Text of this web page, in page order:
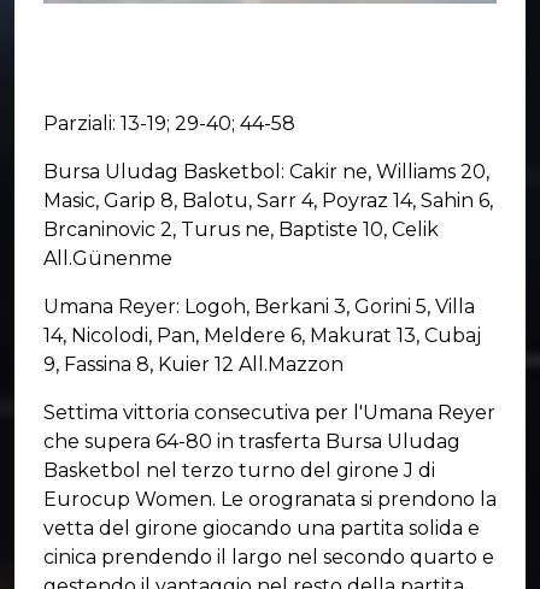
Parziali: 13-19; 29-40; 44-58
Bursa Uludag Basketbol: Cakir ne, Williams 20,
Masic, Garip 8, Balotu, Sarr 4, Poyraz 14, Sahin 6,
Brcaninovic 2, Turus ne, Baptiste 10, Celik
All.Günenme
Umana Reyer: Logoh, Berkani 3, Gorini 5, Villa
14, Nicolodi, Pan, Meldere 6, Makurat 13, Cubaj
9, Fassina 8, Kuier 12 All.Mazzon
Settima vittoria consecutiva per l'Umana Reyer
che supera 64-80 in trasferta Bursa Uludag
Basketbol nel terzo turno del girone J di
Eurocup Women. Le orogranata si prendono la
vetta del girone giocando una partita solida e
cinica prendendo il largo nel secondo quarto e